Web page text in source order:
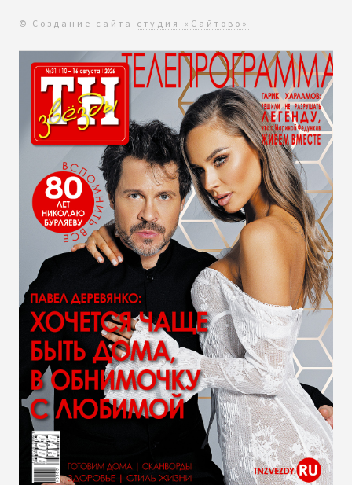
© Создание сайта студия «Сайтово»